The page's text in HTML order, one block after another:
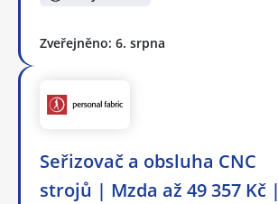
Zveřejněno: 6. srpna
Seřizovač a obsluha CNC
strojů | Mzda až 49 357 Kč |